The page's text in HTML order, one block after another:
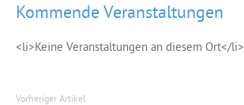
Kommende Veranstaltungen
<li>Keine Veranstaltungen an diesem Ort</li>
Vorheriger Artikel